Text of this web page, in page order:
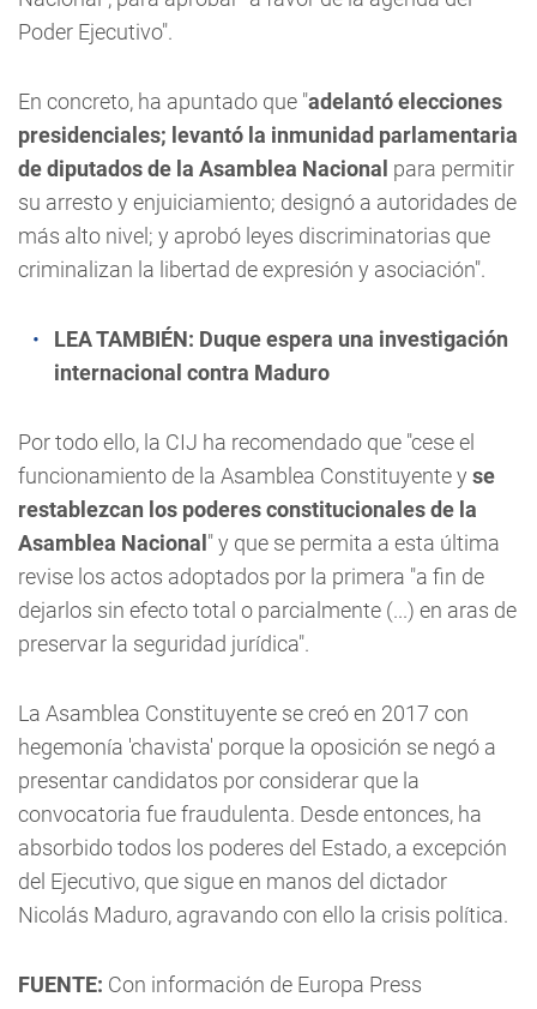
Poder Ejecutivo".
En concreto, ha apuntado que "adelantó elecciones
presidenciales; levantó la inmunidad parlamentaria
de diputados de la Asamblea Nacional para permitir
su arresto y enjuiciamiento; designó a autoridades de
más alto nivel; y aprobó leyes discriminatorias que
criminalizan la libertad de expresión y asociación".
LEA TAMBIÉN: Duque espera una investigación
internacional contra Maduro
Por todo ello, la CIJ ha recomendado que "cese el
funcionamiento de la Asamblea Constituyente y se
restablezcan los poderes constitucionales de la
Asamblea Nacional " y que se permita a esta última
revise los actos adoptados por la primera "a fin de
dejarlos sin efecto total o parcialmente (...) en aras de
preservar la seguridad jurídica".
La Asamblea Constituyente se creó en 2017 con
hegemonía 'chavista' porque la oposición se negó a
presentar candidatos por considerar que la
convocatoria fue fraudulenta. Desde entonces, ha
absorbido todos los poderes del Estado, a excepción
del Ejecutivo, que sigue en manos del dictador
Nicolás Maduro, agravando con ello la crisis política.
FUENTE: Con información de Europa Press